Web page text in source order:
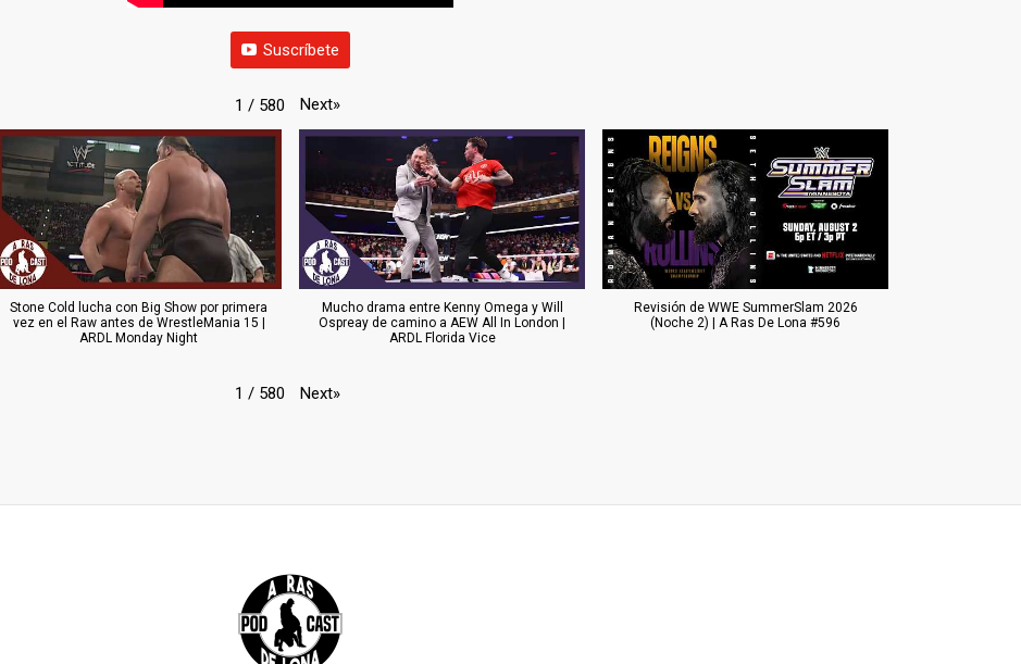
Suscríbete
1 / 580 Next»
Stone Cold lucha con Big Show por primera
vez en el Raw antes de WrestleMania 15 |
ARDL Monday Night
Mucho drama entre Kenny Omega y Will
Ospreay de camino a AEW All In London |
ARDL Florida Vice
Revisión de WWE SummerSlam 2026
(Noche 2) | A Ras De Lona #596
1 / 580 Next»